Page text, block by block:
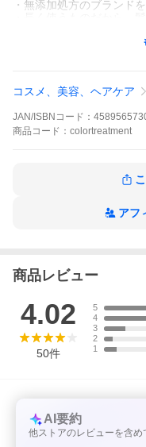
・無添加処方のブランド
・気になる生え際や分け
の商品を探している方。
白髪染め 部分染め 女性用
し 白髪かくし 口コミ さ
コスメ、美容、ヘアケア
JAN/ISBNコード：
商品 コード： colortreatment
アフ
商品レビュー
4.02
50件
5
4
3
2
1
AI要約
他ストアのレビューを含め